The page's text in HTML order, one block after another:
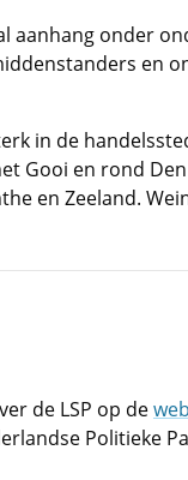
aanhang onder
en
in de
Gooi en rond
en Zeeland.
de LSP op de
Politieke